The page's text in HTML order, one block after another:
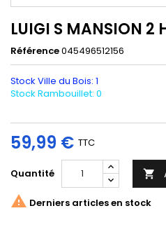
LUIGI S MANSION 2
Référence045496512156
Stock Ville du Bois: 1
Stock Rambouillet: 0
59,99 € TTC
Quantité 
 Derniers articles en stock